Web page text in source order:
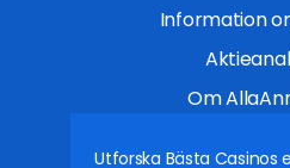
Information
Om
Utforska Bästa Casinos